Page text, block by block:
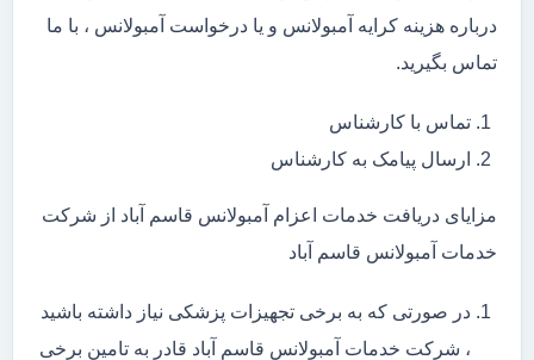
درباره هزینه کرایه آمبولانس و یا درخواست آمبولانس ، با ما
تماس بگیرید.
تماس با کارشناس
ارسال پیامک به کارشناس
مزایای دریافت خدمات اعزام آمبولانس قاسم آباد از شرکت
خدمات آمبولانس قاسم آباد
در صورتی که به برخی تجهیزات پزشکی نیاز داشته باشید
، شرکت خدمات آمبولانس قاسم آباد قادر به تامین برخی